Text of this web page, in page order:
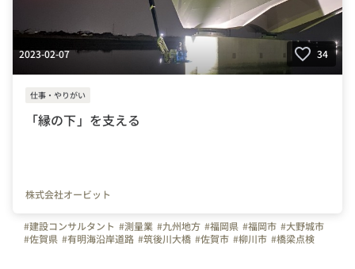
2023-02-07 34
仕事・やりがい
「縁の下」を支える
株式会社オービット
#建設コンサルタント #測量業 #九州地方 #福岡県 #福岡市 #大野城市
#佐賀県 #有明海沿岸道路 #筑後川大橋 #佐賀市 #柳川市 #橋梁点検